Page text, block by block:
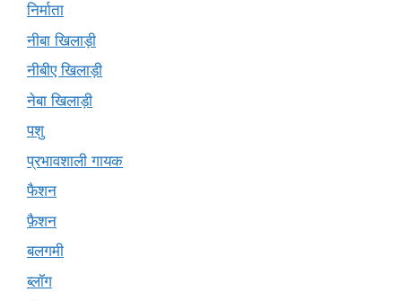
निर्माता
नीबा खिलाड़ी
नीबीए खिलाड़ी
नेबा खिलाड़ी
पशु
प्रभावशाली गायक
फैशन
फ़ैशन
बलगमी
ब्लॉग